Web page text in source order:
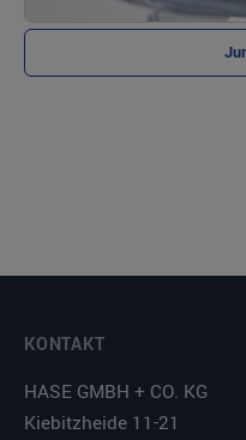
KONTAKT
HASE GMBH + CO. KG
Kiebitzheide 11-21